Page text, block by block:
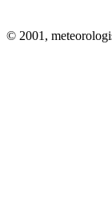
© 2001,